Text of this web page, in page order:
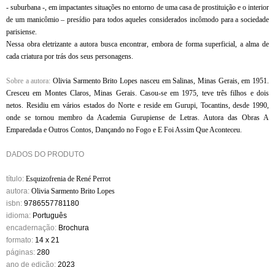
- suburbana -, em impactantes situações no entorno de uma casa de prostituição e o interior
de um manicômio – presídio para todos aqueles considerados incômodo para a sociedade
parisiense.
Nessa obra eletrizante a autora busca encontrar, embora de forma superficial, a alma de
cada criatura por trás dos seus personagens.
Sobre a autora:Olivia Sarmento Brito Lopes nasceu em Salinas, Minas Gerais, em 1951.
Cresceu em Montes Claros, Minas Gerais. Casou-se em 1975, teve três filhos e dois
netos. Residiu em vários estados do Norte e reside em Gurupi, Tocantins, desde 1990,
onde se tornou membro da Academia Gurupiense de Letras. Autora das Obras A
Emparedada e Outros Contos, Dançando no Fogo e E Foi Assim Que Aconteceu.
DADOS DO PRODUTO
título: Esquizofrenia de René Perrot
autora: Olivia Sarmento Brito Lopes
isbn: 9786557781180
idioma: Português
encadernação: Brochura
formato: 14 x 21
páginas: 280
ano de edição: 2023